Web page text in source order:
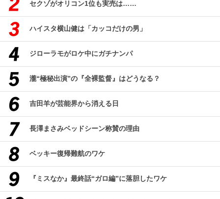
セクゾがオリコン1位も実売は……
ハイスタ横山健は「カッコだけの男」
ジローラモがロケ中にガチナンパ
瀧“極秘出演”の『全裸監督』はどうなる？
吉田羊が芸能界から消える日
長澤まさみベッドシーン称賛の理由
ベッキー復帰難航のワケ
『ミスなか』最終話“ガロ編”に落胆したワケ